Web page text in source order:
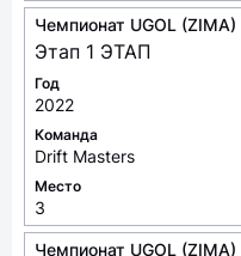
Чемпионат UGOL
Этап 1 ЭТАП
Год
2022
Команда
Drift Masters
Место
3
Чемпионат UGOL